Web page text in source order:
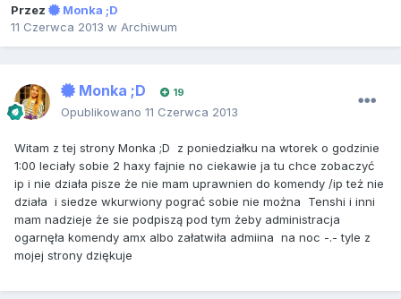
Przez
Monka ;D
11 Czerwca 2013 w Archiwum
Monka ;D 19
Opublikowano 11 Czerwca 2013
Witam z tej strony Monka ;D z poniedziałku na wtorek o godzinie
1:00 leciały sobie 2 haxy fajnie no ciekawie ja tu chce zobaczyć
ip i nie działa pisze że nie mam uprawnien do komendy /ip też nie
działa i siedze wkurwiony pograć sobie nie można Tenshi i inni
mam nadzieje że sie podpiszą pod tym żeby administracja
ogarnęła komendy amx albo załatwiła admiina na noc -.- tyle z
mojej strony dziękuje